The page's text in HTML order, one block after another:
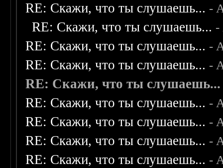
RE: Скажи, что ты слушаешь... -
RE: Скажи, что ты слушаешь... -
RE: Скажи, что ты слушаешь... -
RE: Скажи, что ты слушаешь... -
RE: Скажи, что ты слушаешь...
RE: Скажи, что ты слушаешь... -
RE: Скажи, что ты слушаешь... -
RE: Скажи, что ты слушаешь... -
RE: Скажи, что ты слушаешь... -